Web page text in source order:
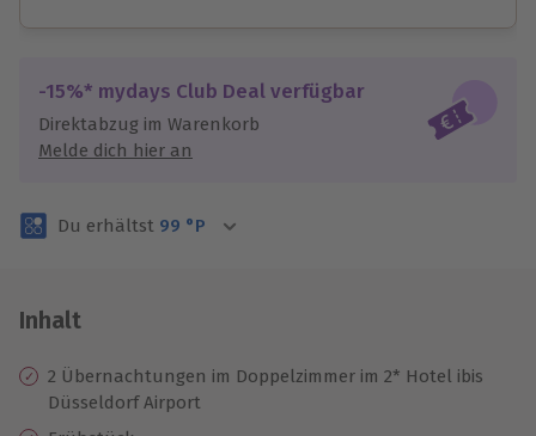
Jeder Gutschein für alle Erlebnisse einlösbar.
Maximale Sicherheit
3 Jahre gültig & verlängerbar.
-15%* mydays Club Deal verfügbar
Direktabzug im Warenkorb
Melde dich hier an
Du erhältst 99 °P
Inhalt
2 Übernachtungen im Doppelzimmer im 2* Hotel ibis
Düsseldorf Airport